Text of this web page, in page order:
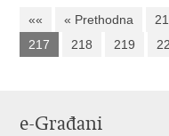
«« « Prethodna
217
218 219
e-Građani